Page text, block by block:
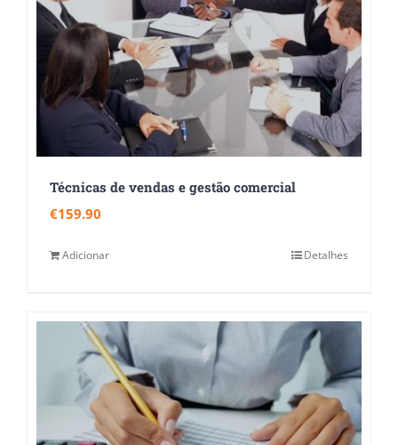
Técnicas de vendas e gestão comercial
€159.90
Adicionar Detalhes